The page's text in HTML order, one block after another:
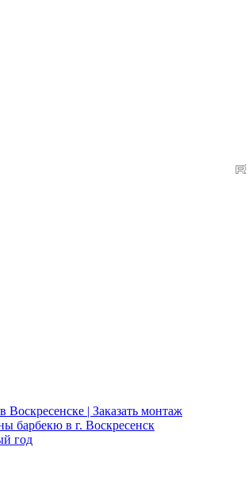
Воскресенске | Заказать монтаж
барбекю в г. Воскресенск
год